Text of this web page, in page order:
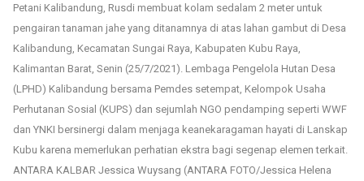
Petani Kalibandung, Rusdi membuat kolam sedalam 2 meter untuk
pengairan tanaman jahe yang ditanamnya di atas lahan gambut di Desa
Kalibandung, Kecamatan Sungai Raya, Kabupaten Kubu Raya,
Kalimantan Barat, Senin (25/7/2021). Lembaga Pengelola Hutan Desa
(LPHD) Kalibandung bersama Pemdes setempat, Kelompok Usaha
Perhutanan Sosial (KUPS) dan sejumlah NGO pendamping seperti WWF
dan YNKI bersinergi dalam menjaga keanekaragaman hayati di Lanskap
Kubu karena memerlukan perhatian ekstra bagi segenap elemen terkait.
ANTARA KALBAR Jessica Wuysang (ANTARA FOTO/Jessica Helena